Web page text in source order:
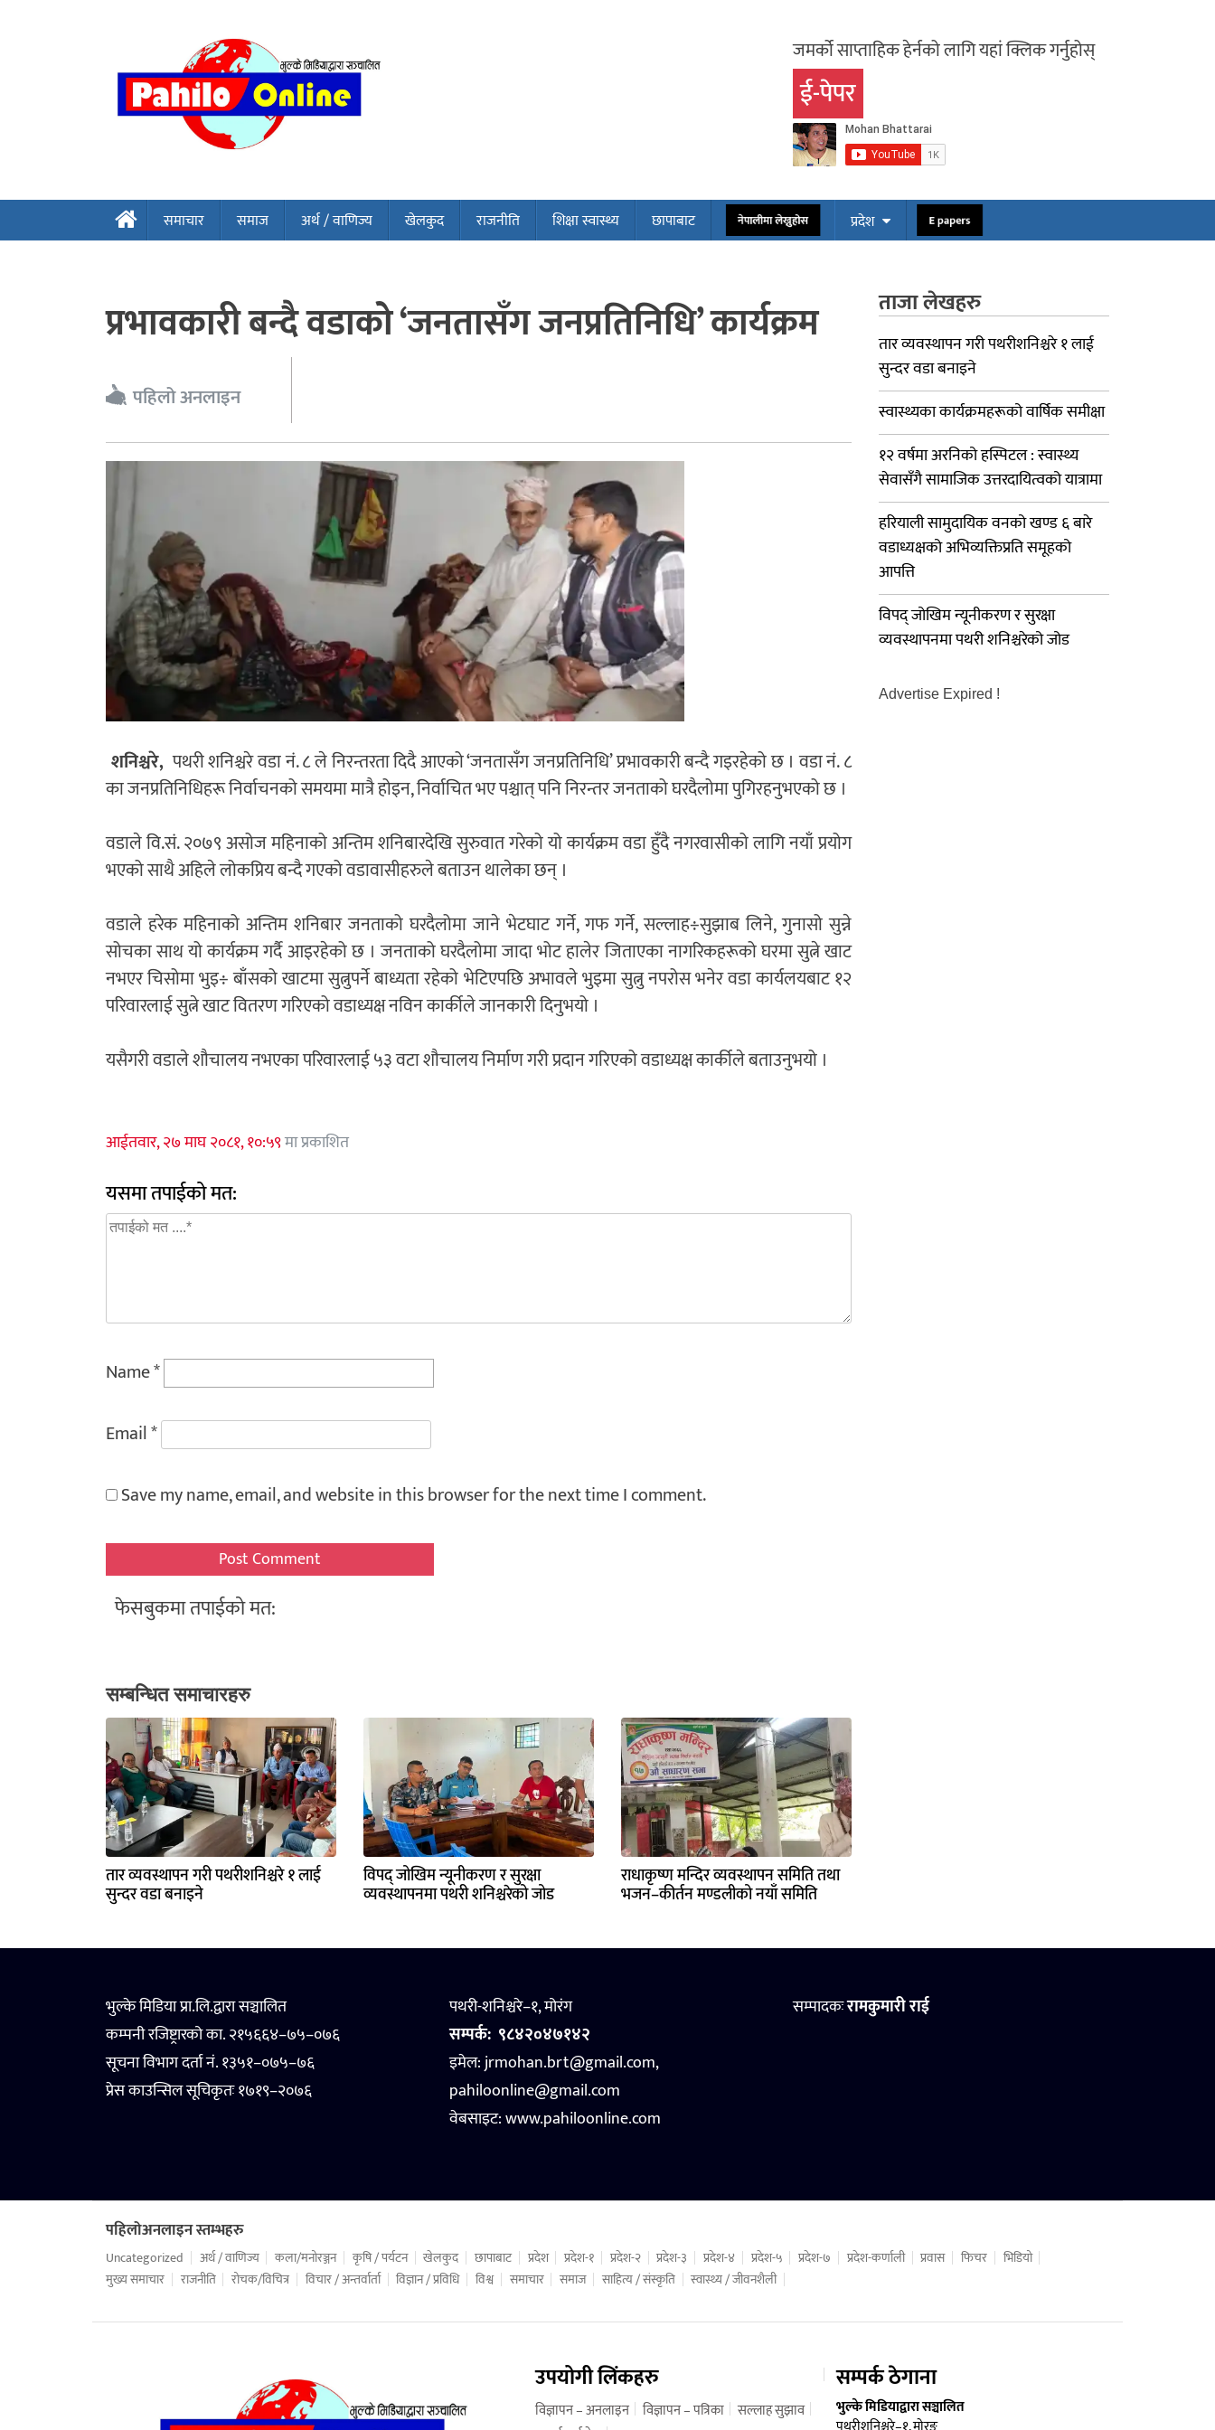
जमर्को साप्ताहिक हेर्नको लागि यहां क्लिक गर्नुहोस्
ई-पेपर
समाचार समाज अर्थ / वाणिज्य खेलकुद राजनीति शिक्षा स्वास्थ्य छापाबाट नेपालीमा लेख्नुहोस प्रदेश E papers
प्रभावकारी बन्दै वडाको ‘जनतासँग जनप्रतिनिधि’ कार्यक्रम
पहिलो अनलाइन
शनिश्चरे, पथरी शनिश्चरे वडा नं. ८ ले निरन्तरता दिदै आएको ‘जनतासँग जनप्रतिनिधि’ प्रभावकारी बन्दै गइरहेको छ । वडा नं. ८
का जनप्रतिनिधिहरू निर्वाचनको समयमा मात्रै होइन, निर्वाचित भए पश्चात् पनि निरन्तर जनताको घरदैलोमा पुगिरहनुभएको छ ।
वडाले वि.सं. २०७९ असोज महिनाको अन्तिम शनिबारदेखि सुरुवात गरेको यो कार्यक्रम वडा हुँदै नगरवासीको लागि नयाँ प्रयोग
भएको साथै अहिले लोकप्रिय बन्दै गएको वडावासीहरुले बताउन थालेका छन् ।
वडाले हरेक महिनाको अन्तिम शनिबार जनताको घरदैलोमा जाने भेटघाट गर्ने, गफ गर्ने, सल्लाह÷सुझाब लिने, गुनासो सुन्ने
सोचका साथ यो कार्यक्रम गर्दै आइरहेको छ । जनताको घरदैलोमा जादा भोट हालेर जिताएका नागरिकहरूको घरमा सुत्ने खाट
नभएर चिसोमा भुइ÷ बाँसको खाटमा सुत्नुपर्ने बाध्यता रहेको भेटिएपछि अभावले भुइमा सुत्नु नपरोस भनेर वडा कार्यलयबाट १२
परिवारलाई सुत्ने खाट वितरण गरिएको वडाध्यक्ष नविन कार्कीले जानकारी दिनुभयो ।
यसैगरी वडाले शौचालय नभएका परिवारलाई ५३ वटा शौचालय निर्माण गरी प्रदान गरिएको वडाध्यक्ष कार्कीले बताउनुभयो ।
आईतवार, २७ माघ २०८१, १०:५९मा प्रकाशित
यसमा तपाईको मत:
Name*
Email*
Save my name, email, and website in this browser for the next time I comment.
फेसबुकमा तपाईको मत:
सम्बन्धित समाचारहरु
तार व्यवस्थापन गरी पथरीशनिश्चरे १ लाई
सुन्दर वडा बनाइने
विपद् जोखिम न्यूनीकरण र सुरक्षा
व्यवस्थापनमा पथरी शनिश्चरेको जोड
राधाकृष्ण मन्दिर व्यवस्थापन समिति तथा
भजन–कीर्तन मण्डलीको नयाँ समिति
ताजा लेखहरु
तार व्यवस्थापन गरी पथरीशनिश्चरे १ लाई
सुन्दर वडा बनाइने
स्वास्थ्यका कार्यक्रमहरूको वार्षिक समीक्षा
१२ वर्षमा अरनिको हस्पिटल : स्वास्थ्य
सेवासँगै सामाजिक उत्तरदायित्वको यात्रामा
हरियाली सामुदायिक वनको खण्ड ६ बारे
वडाध्यक्षको अभिव्यक्तिप्रति समूहको
आपत्ति
विपद् जोखिम न्यूनीकरण र सुरक्षा
व्यवस्थापनमा पथरी शनिश्चरेको जोड
Advertise Expired !
भुल्के मिडिया प्रा.लि.द्वारा सञ्चालित
कम्पनी रजिष्ट्रारको का. २१५६६४–७५–०७६
सूचना विभाग दर्ता नं. १३५१–०७५–७६
प्रेस काउन्सिल सूचिकृतः १७१९–२०७६
पथरी-शनिश्चरे–१, मोरंग
सम्पर्क: ९८४२०४७१४२
इमेल: jrmohan.brt@gmail.com,
pahiloonline@gmail.com
वेबसाइट:www.pahiloonline.com
सम्पादकःरामकुमारी राई
पहिलोअनलाइन स्तम्भहरु
Uncategorized अर्थ / वाणिज्य कला/मनोरञ्जन कृषि / पर्यटन खेलकुद छापाबाट प्रदेश प्रदेश-१ प्रदेश-२ प्रदेश-३ प्रदेश-४ प्रदेश-५ प्रदेश-७ प्रदेश-कर्णाली प्रवास फिचर
भिडियो
मुख्य समाचार
राजनीति रोचक/विचित्र विचार / अन्तर्वार्ता विज्ञान / प्रविधि विश्व समाचार समाज साहित्य / संस्कृति स्वास्थ्य / जीवनशैली
उपयोगी लिंकहरु
विज्ञापन – अनलाइन विज्ञापन – पत्रिका सल्लाह सुझाव
सम्पर्क ठेगाना
भुल्के मिडियाद्वारा सञ्चालित